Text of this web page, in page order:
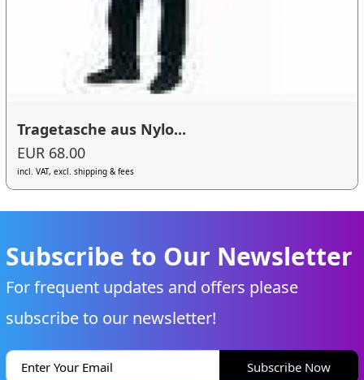
Tragetasche aus Nylo...
EUR 68.00
incl. VAT, excl. shipping & fees
Subscribe to Our Newsletter
For frequent updates and offers please
subscribe to our newsletter!
Subscribe Now